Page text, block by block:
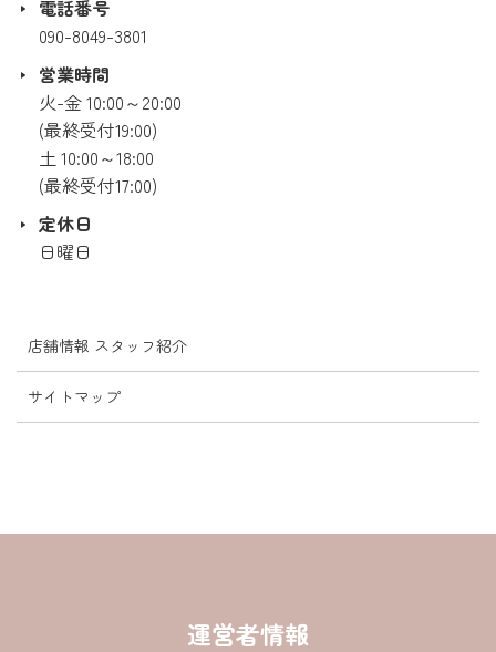
電話番号
090-8049-3801
営業時間
火-金 10:00～20:00
(最終受付19:00)
土 10:00～18:00
(最終受付17:00)
定休日
日曜日
店舗情報 スタッフ紹介
サイトマップ
運営者情報